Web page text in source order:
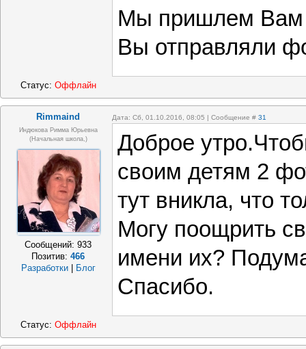
Мы пришлем Вам
Вы отправляли
Статус: Оффлайн
Rimmaind Дата: Сб, 01.10.2016, 08:05 | Сообщение # 31
Индюкова Римма Юрьевна
(Начальная школа,)
Сообщений:933
Позитив:466
Разработки
Блог
Доброе
своим детям 2
тут вникла, что
Могу поощрить
имени их?
Спасибо.
Статус: Оффлайн